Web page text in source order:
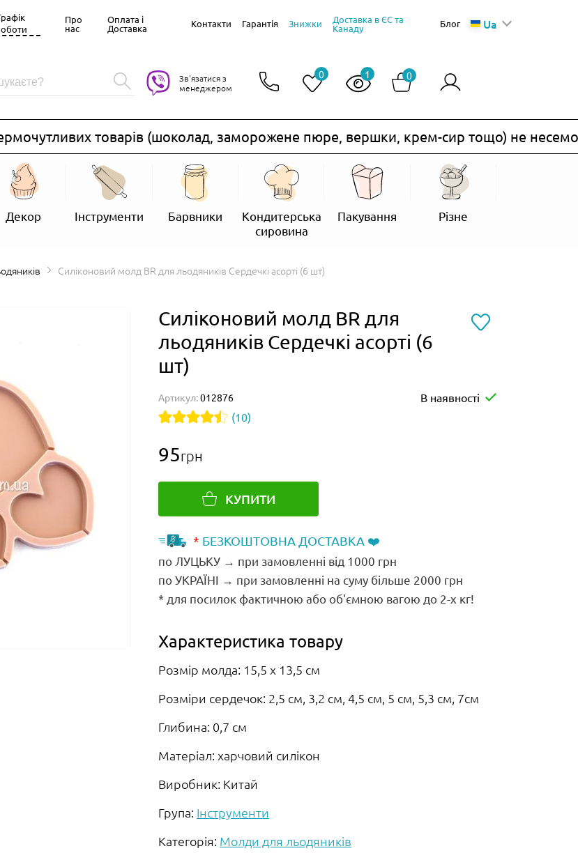
0
0 1
Зв'язатися з
менеджером
Про
нас
Оплата і
Доставка Контакти Гарантія Знижки Доставка в ЄС та
Канаду Блог Ua
товарів (шоколад, заморожене пюре, вершки, крем-сир тощо) не несемо.
Декор Інструменти Барвники
Кондитерська
сировина
Пакування Різне
Силіконовий молд BR для льодяників Сердечкі асорті (6 шт)
Силіконовий молд BR для
льодяників Сердечкі асорті (6
шт)
Артикул:012876
В наявності
(10)
95грн
КУПИТИ
* БЕЗКОШТОВНА ДОСТАВКА ❤️
по ЛУЦЬКУ → при замовленні від 1000 грн
по УКРАЇНІ → при замовленні на суму більше 2000 грн
* для посилок фактичною або об'ємною вагою до 2-х кг!
Характеристика товару
Розмір молда: 15,5 х 13,5 см
Розміри сердечок: 2,5 см, 3,2 см, 4,5 см, 5 см, 5,3 см, 7см
Глибина: 0,7 см
Матеріал: харчовий силікон
Виробник: Китай
Група: Інструменти
Категорія: Молди для льодяників